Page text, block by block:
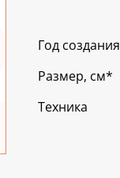
Год создания
Размер, см*
Техника